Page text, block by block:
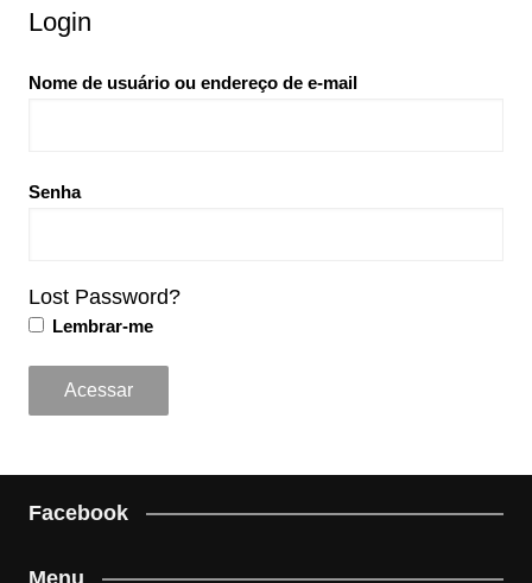
Login
Nome de usuário ou endereço de e-mail
Senha
Lost Password?
Lembrar-me
Facebook
Menu